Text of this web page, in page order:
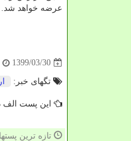
عرضه خواهد شد.
1399/03/30
تگهای خبر:
این پست الف
تازه ترین